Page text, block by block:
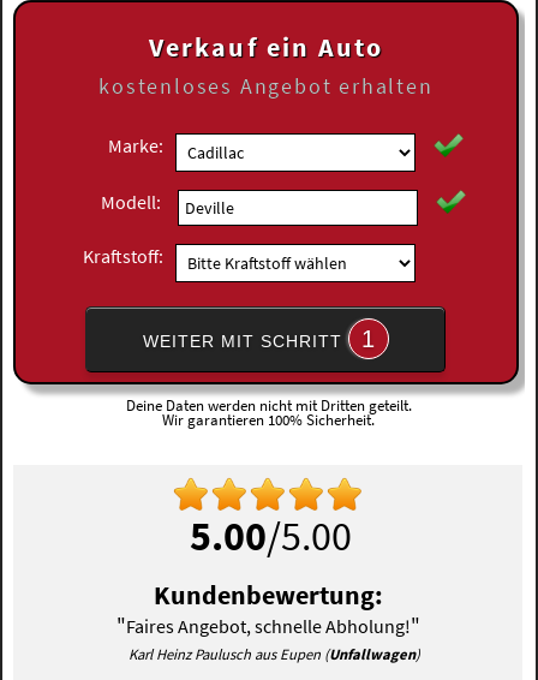
Verkauf ein Auto
kostenloses Angebot erhalten
Marke:
Modell:
Kraftstoff:
WEITER MIT SCHRITT 1
Deine Daten werden nicht mit Dritten geteilt.
Wir garantieren 100% Sicherheit.
5.00/5.00
Kundenbewertung:
"Faires Angebot, schnelle Abholung!"
Karl Heinz Paulusch aus Eupen (Unfallwagen)